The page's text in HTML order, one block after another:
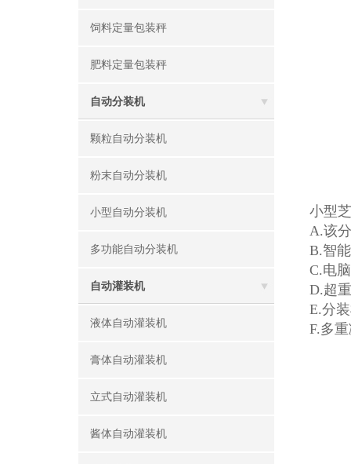
饲料定量包装秤
肥料定量包装秤
自动分装机
颗粒自动分装机
粉末自动分装机
小型自动分装机
多功能自动分装机
自动灌装机
液体自动灌装机
膏体自动灌装机
立式自动灌装机
酱体自动灌装机
小型
A.该
B.智
C.电
D.超
E.分
F.多